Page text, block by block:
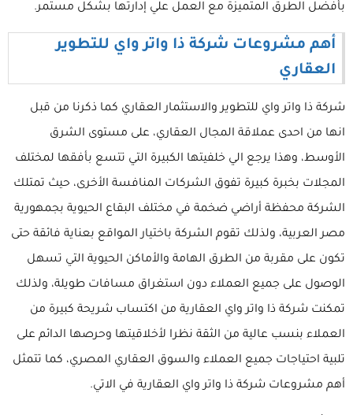
بأفضل الطرق المتميزة مع العمل علي إدارتها بشكل مستمر.
أهم مشروعات شركة ذا واتر واي للتطوير
العقاري
شركة ذا واتر واي للتطوير والاستثمار العقاري كما ذكرنا من قبل
انها من احدى عملاقة المجال العقاري، على مستوى الشرق
الأوسط، وهذا يرجع الي خلفيتها الكبيرة التي تتسع بأفقها لمختلف
المجلات بخبرة كبيرة تفوق الشركات المنافسة الأخرى، حيث تمتلك
الشركة محفظة أراضي ضخمة في مختلف البقاع الحيوية بجمهورية
مصر العربية، ولذلك تقوم الشركة باختيار المواقع بعناية فائقة حتى
تكون على مقربة من الطرق الهامة والأماكن الحيوية التي تسهل
الوصول على جميع العملاء دون استغراق مسافات طويلة، ولذلك
تمكنت شركة ذا واتر واي العقارية من اكتساب شريحة كبيرة من
العملاء بنسب عالية من الثقة نظرا لأخلاقيتها وحرصها الدائم على
تلبية احتياجات جميع العملاء والسوق العقاري المصري، كما تتمثل
أهم مشروعات شركة ذا واتر واي العقارية في الاتي.